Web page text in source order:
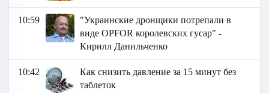
10:59
"Украинские дронщики потрепали в
виде OPFOR королевских гусар" -
Кирилл Данильченко
10:42
Как снизить давление за 15 минут без
таблеток